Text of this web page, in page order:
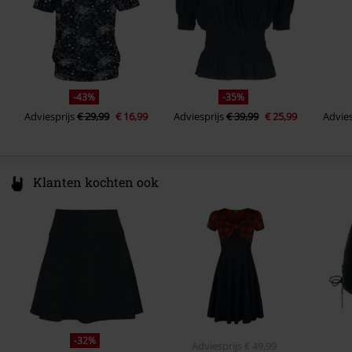
-43%
Adviesprijs€ 29,99 € 16,99
-35%
Adviesprijs€ 39,99 € 25,99
Klanten kochten ook
-32% Adviesprijs € 49,99